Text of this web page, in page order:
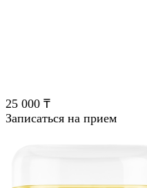
25 000 ₸
Записаться на прием